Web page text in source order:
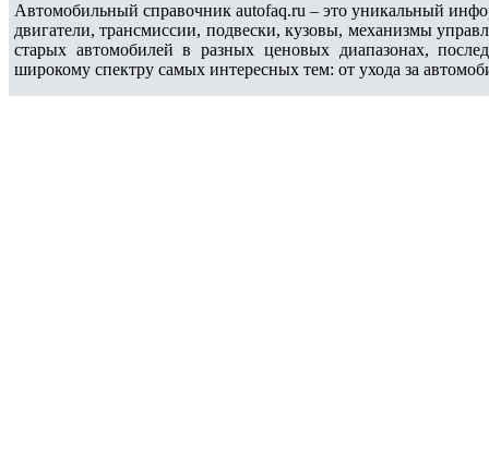
Автомобильный справочник autofaq.ru – это уникальный
двигатели, трансмиссии, подвески, кузовы, механизмы
старых автомобилей в разных ценовых диапазонах,
широкому спектру самых интересных тем: от ухода за